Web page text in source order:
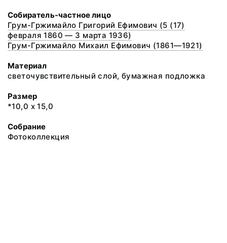
Собиратель-частное лицо
Грум-Гржимайло Григорий Ефимович (5 (17)
февраля 1860 — 3 марта 1936)
Грум-Гржимайло Михаил Ефимович (1861—1921)
Материал
светочувствительный слой, бумажная подложка
Размер
*10,0 х 15,0
Собрание
Фотоколлекция